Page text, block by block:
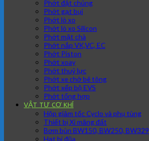
Phớt đặt chủng
Phớt gạt bụi
Phớt lò xo
Phớt lò xo Silicon
Phớt mặt chà
Phớt nắp VK,VC, EC
Phớt Piston
Phớt xoay
Phớt thuỷ lực
Phớt xe chở bê tông
Phớt xếp bộ EVS
Phớt tổng hợp
VẬT TƯ CƠ KHÍ
Hộp giảm tốc Cyclo và phụ tùng
Thiết bị Xi măng đất
Bơm bùn BW150, BW250, BW329
Hạt bi đũa